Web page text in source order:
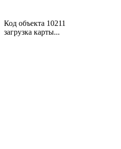
Код объекта 10211
загрузка карты...